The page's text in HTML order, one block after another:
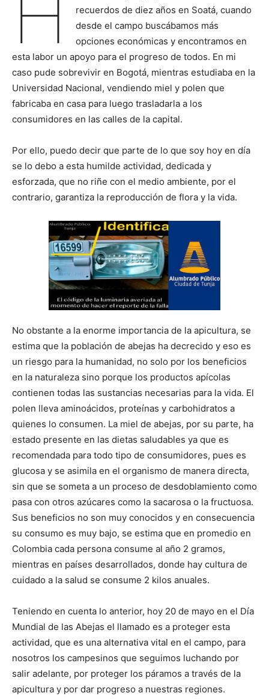
recuerdos de diez años en Soatá, cuando
desde el campo buscábamos más
opciones económicas y encontramos en
esta labor un apoyo para el progreso de todos. En mi
caso pude sobrevivir en Bogotá, mientras estudiaba en la
Universidad Nacional, vendiendo miel y polen que
fabricaba en casa para luego trasladarla a los
consumidores en las calles de la capital.
Por ello, puedo decir que parte de lo que soy hoy en día
se lo debo a esta humilde actividad, dedicada y
esforzada, que no riñe con el medio ambiente, por el
contrario, garantiza la reproducción de flora y la vida.
No obstante a la enorme importancia de la apicultura, se
estima que la población de abejas ha decrecido y eso es
un riesgo para la humanidad, no solo por los beneficios
en la naturaleza sino porque los productos apícolas
contienen todas las sustancias necesarias para la vida. El
polen lleva aminoácidos, proteínas y carbohidratos a
quienes lo consumen. La miel de abejas, por su parte, ha
estado presente en las dietas saludables ya que es
recomendada para todo tipo de consumidores, pues es
glucosa y se asimila en el organismo de manera directa,
sin que se someta a un proceso de desdoblamiento como
pasa con otros azúcares como la sacarosa o la fructuosa.
Sus beneficios no son muy conocidos y en consecuencia
su consumo es muy bajo, se estima que en promedio en
Colombia cada persona consume al año 2 gramos,
mientras en países desarrollados, donde hay cultura de
cuidado a la salud se consume 2 kilos anuales.
Teniendo en cuenta lo anterior, hoy 20 de mayo en el Día
Mundial de las Abejas el llamado es a proteger esta
actividad, que es una alternativa vital en el campo, para
nosotros los campesinos que seguimos luchando por
salir adelante, por proteger los páramos a través de la
apicultura y por dar progreso a nuestras regiones.